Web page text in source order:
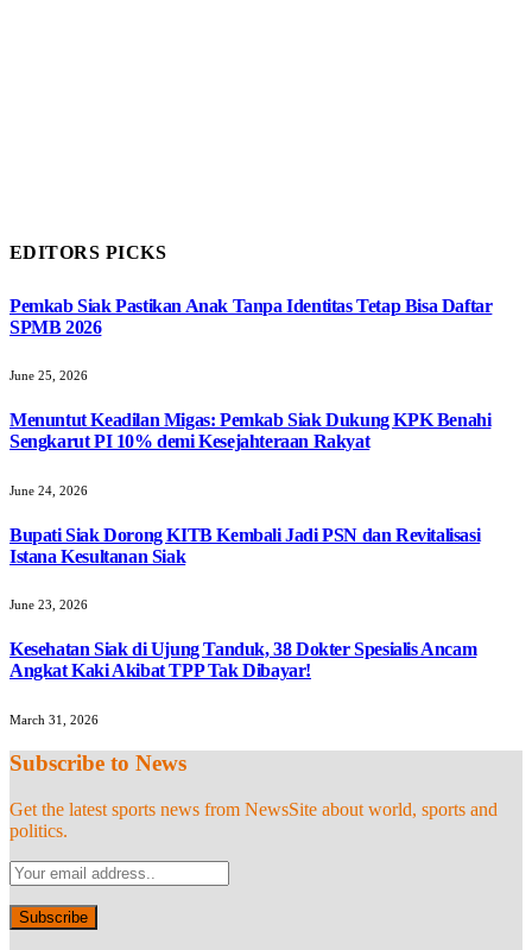
EDITORS PICKS
Pemkab Siak Pastikan Anak Tanpa Identitas Tetap Bisa Daftar
SPMB 2026
June 25, 2026
Menuntut Keadilan Migas: Pemkab Siak Dukung KPK Benahi
Sengkarut PI 10% demi Kesejahteraan Rakyat
June 24, 2026
Bupati Siak Dorong KITB Kembali Jadi PSN dan Revitalisasi
Istana Kesultanan Siak
June 23, 2026
Kesehatan Siak di Ujung Tanduk, 38 Dokter Spesialis Ancam
Angkat Kaki Akibat TPP Tak Dibayar!
March 31, 2026
Subscribe to News
Get the latest sports news from NewsSite about world, sports and
politics.